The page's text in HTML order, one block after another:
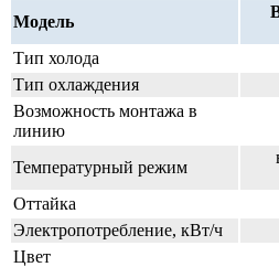
Модель
Тип холода
Тип охлаждения
Возможность монтажа в
линию
Температурный режим
Оттайка
Электропотребление, кВт/ч
Цвет